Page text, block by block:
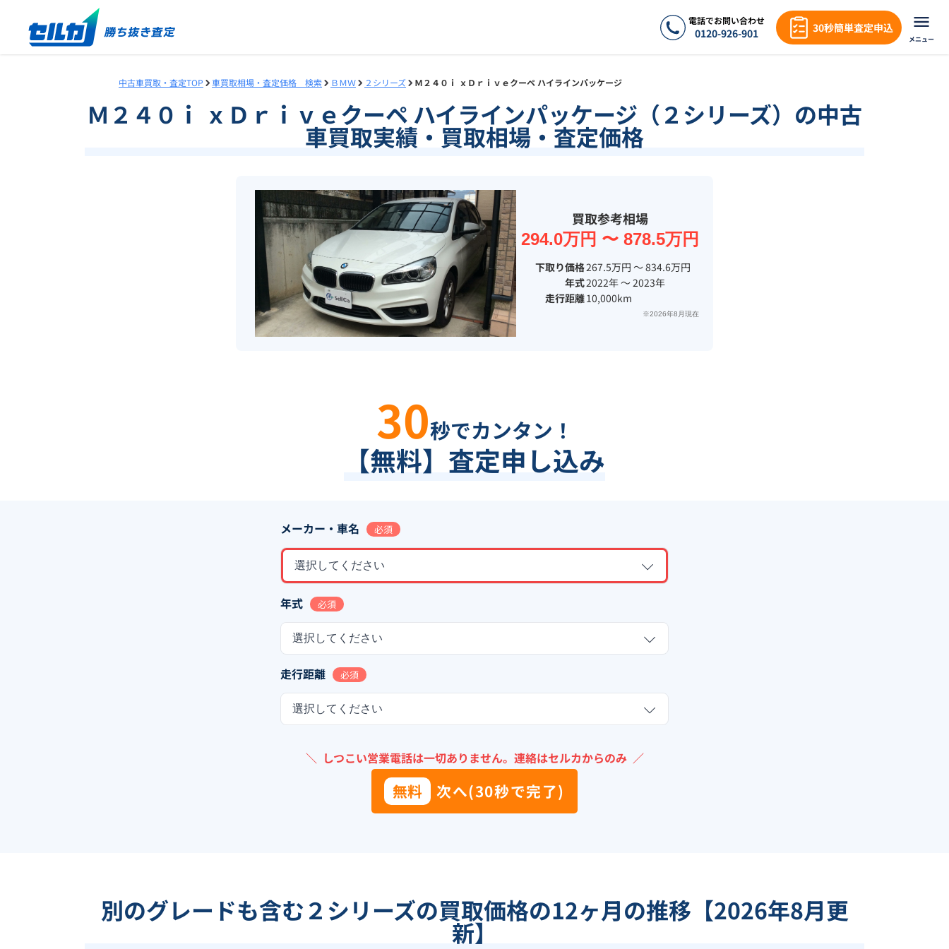
電話でお問い合わせ
0120-926-901 30秒簡単査定申込
メニュー
中古車買取・査定TOP 車買取相場・査定価格 検索 ＢＭＷ ２シリーズ Ｍ２４０ｉ ｘＤｒｉｖｅクーペ ハイラインパッケージ
Ｍ２４０ｉ ｘＤｒｉｖｅクーペ ハイラインパッケージ（２シリーズ）の中古
車買取実績・買取相場・査定価格
買取参考相場
294.0万円 〜 878.5万円
下取り価格267.5万円 〜 834.6万円
年式2022年 〜 2023年
走行距離10,000km
※2026年8月現在
30秒でカンタン！
【無料】査定申し込み
メーカー・車名 必須
選択してください
年式 必須
選択してください
走行距離 必須
選択してください
＼ しつこい営業電話は一切ありません。 連絡はセルカからのみ ／
無料 次へ(30秒で完了)
別のグレードも含む２シリーズの買取価格の12ヶ月の推移【2026年8月更
新】